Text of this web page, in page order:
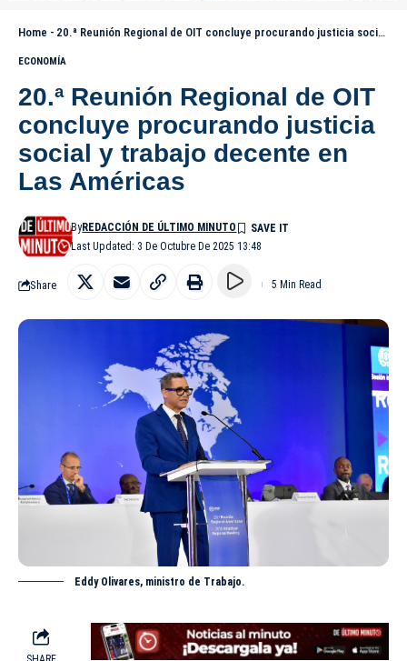
Home - 20.ª Reunión Regional de OIT concluye procurando justicia social y trabajo decente en Las Américas
ECONOMÍA
20.ª Reunión Regional de OIT
concluye procurando justicia
social y trabajo decente en
Las Américas
Last Updated: 3 De Octubre De 2025 13:48
ByREDACCIÓN DE ÚLTIMO MINUTO
Share 5 Min Read
Eddy Olivares, ministro de Trabajo.